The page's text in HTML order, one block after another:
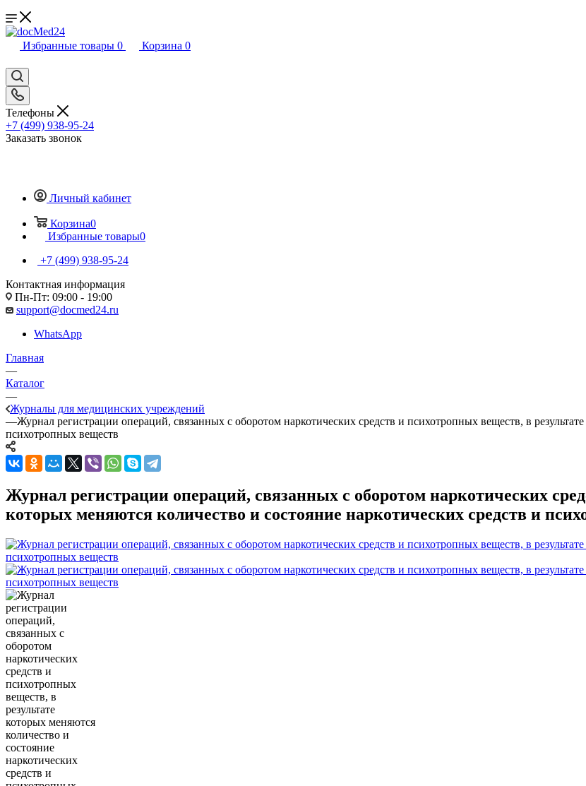
Избранные товары 0 Корзина 0
Телефоны
+7 (499) 938-95-24
Заказать звонок
Личный кабинет
Корзина0
Избранные товары0
+7 (499) 938-95-24
Контактная информация
Пн-Пт: 09:00 - 19:00
support@docmed24.ru
WhatsApp
Главная
—
Каталог
—
Журналы для медицинских учреждений
—Журнал регистрации операций, связанных с оборотом наркотических средств и психотропных веществ, в
психотропных веществ
Журнал регистрации операций, связанных с оборотом наркотических
которых меняются количество и состояние наркотических средств и